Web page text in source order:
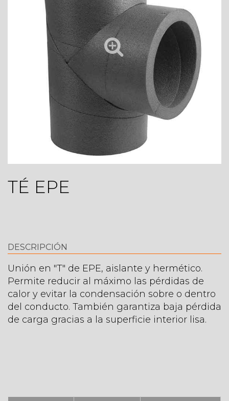
TÉ EPE
DESCRIPCIÓN
Unión en "T" de EPE, aislante y hermético.
Permite reducir al máximo las pérdidas de
calor y evitar la condensación sobre o dentro
del conducto. También garantiza baja pérdida
de carga gracias a la superficie interior lisa.